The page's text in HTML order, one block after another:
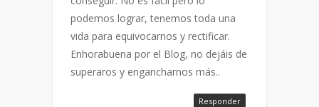
podemos lograr, tenemos toda una
vida para equivocarnos y rectificar.
Enhorabuena por el Blog, no dejáis de
superaros y engancharnos más..
Responder